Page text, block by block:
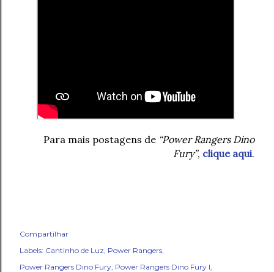
Para mais postagens de “Power Rangers Dino
Fury”, clique aqui.
Compartilhar
Labels: Cantinho de Luz Power Rangers
Power Rangers Dino Fury Power Rangers Dino Fury I